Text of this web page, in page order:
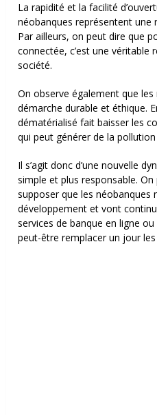
La rapidité et la facilité
néobanques représentent une
Par ailleurs, on peut dire que
connectée, c’est une véritable
société.
On observe également que
démarche durable et éthique.
dématérialisé fait baisser les
qui peut générer de la
Il s’agit donc d’une nouvelle
simple et plus responsable.
supposer que les néobanques
développement et vont
services de banque en ligne
peut-être remplacer un jour